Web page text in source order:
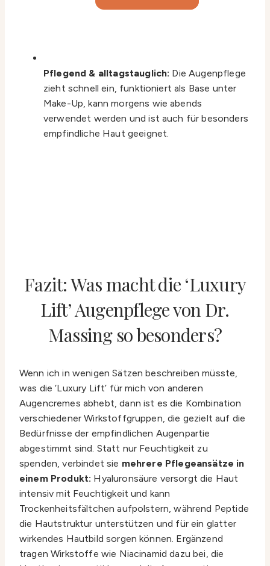
Pflegend & alltagstauglich: Die Augenpflege
zieht schnell ein, funktioniert als Base unter
Make-Up, kann morgens wie abends
verwendet werden und ist auch für besonders
empfindliche Haut geeignet.
Fazit: Was macht die ‘Luxury
Lift’ Augenpflege von Dr.
Massing so besonders?
Wenn ich in wenigen Sätzen beschreiben müsste,
was die ‘Luxury Lift’ für mich von anderen
Augencremes abhebt, dann ist es die Kombination
verschiedener Wirkstoffgruppen, die gezielt auf die
Bedürfnisse der empfindlichen Augenpartie
abgestimmt sind. Statt nur Feuchtigkeit zu
spenden, verbindet sie mehrere Pflegeansätze in
einem Produkt: Hyaluronsäure versorgt die Haut
intensiv mit Feuchtigkeit und kann
Trockenheitsfältchen aufpolstern, während Peptide
die Hautstruktur unterstützen und für ein glatter
wirkendes Hautbild sorgen können. Ergänzend
tragen Wirkstoffe wie Niacinamid dazu bei, die